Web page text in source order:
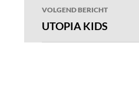
VOLGEND BERICHT
UTOPIA KIDS